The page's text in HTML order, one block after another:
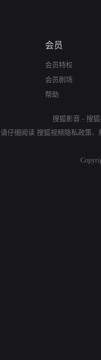
会员
会员特权
会员剧场
帮助
搜狐影音 - 搜
请仔细阅读 搜狐视频隐私政策、